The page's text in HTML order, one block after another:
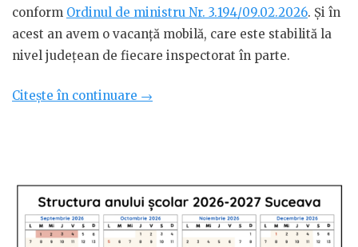
conform Ordinul de ministru Nr. 3.194/09.02.2026. Și în
acest an avem o vacanță mobilă, care este stabilită la
nivel județean de fiecare inspectorat în parte.
Citește în continuare „Structura
Ilfov”
→